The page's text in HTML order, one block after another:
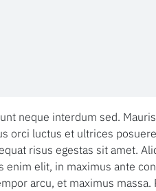
neque interdum sed.
orci luctus et ultrices
risus egestas sit amet.
elit, in maximus ante
arcu, et maximus massa.